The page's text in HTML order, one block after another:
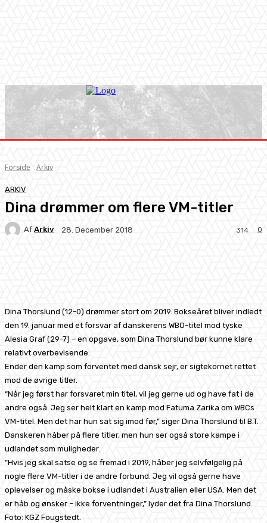
Forside Arkiv
ARKIV
Dina drømmer om flere VM-titler
Af Arkiv 28. December 2018 0
314
Dina Thorslund (12-0) drømmer stort om 2019. Bokseåret bliver indledt
den 19. januar med et forsvar af danskerens WBO-titel mod tyske
Alesia Graf (29-7) – en opgave, som Dina Thorslund bør kunne klare
relativt overbevisende.
Ender den kamp som forventet med dansk sejr, er sigtekornet rettet
mod de øvrige titler.
“Når jeg først har forsvaret min titel, vil jeg gerne ud og have fat i de
andre også. Jeg ser helt klart en kamp mod Fatuma Zarika om WBCs
VM-titel. Men det har hun sat sig imod før,” siger Dina Thorslund til B.T.
Danskeren håber på flere titler, men hun ser også store kampe i
udlandet som muligheder.
“Hvis jeg skal satse og se fremad i 2019, håber jeg selvfølgelig på
nogle flere VM-titler i de andre forbund. Jeg vil også gerne have
oplevelser og måske bokse i udlandet i Australien eller USA. Men det
er håb og ønsker – ikke forventninger,” lyder det fra Dina Thorslund.
Foto: KGZ Fougstedt.